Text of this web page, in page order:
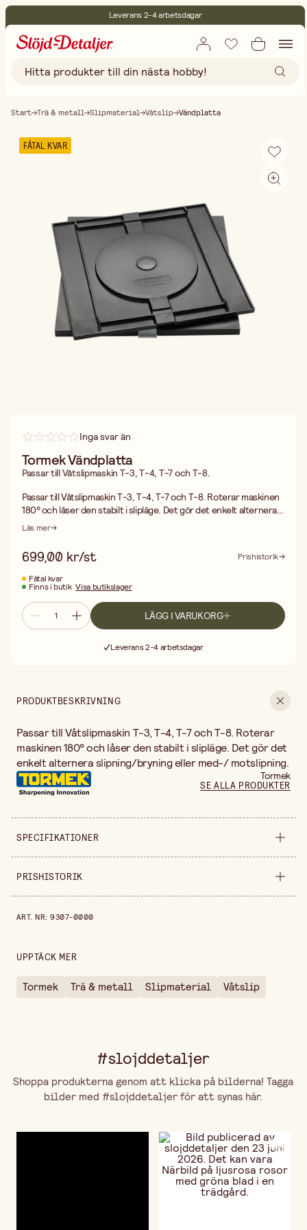
Leverans 2-4 arbetsdagar
Fri frakt vid köp över 499:-
Start Trä & metall Slipmaterial Våtslip Vändplatta
FÅTAL KVAR
Inga svar än
Tormek Vändplatta
Passar till Våtslipmaskin T-3, T-4, T-7 och T-8.
Passar till Våtslipmaskin T-3, T-4, T-7 och T-8. Roterar maskinen
180° och låser den stabilt i slipläge. Det gör det enkelt alternera
slipning/bryning eller med-/ motslipning.
Läs mer
699,00 kr/st
Prishistorik
Fåtal kvar
Finns i butik Visa butikslager
LÄGG I VARUKORG
Leverans 2-4 arbetsdagar
PRODUKTBESKRIVNING
Passar till Våtslipmaskin T-3, T-4, T-7 och T-8. Roterar
maskinen 180° och låser den stabilt i slipläge. Det gör det
enkelt alternera slipning/bryning eller med-/ motslipning.
Tormek
SE ALLA PRODUKTER
SPECIFIKATIONER
Säljs i styck
PRISHISTORIK
ART. NR:9307-0000
UPPTÄCK MER
Tormek Trä & metall Slipmaterial Våtslip
#slojddetaljer
Shoppa produkterna genom att klicka på bilderna! Tagga
bilder med #slojddetaljer för att synas här.